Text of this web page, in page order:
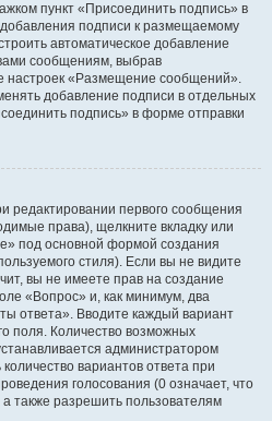
пункт «Присоединить подпись» в
подписи к размещаемому
автоматическое добавление
сообщениям, выбрав
настроек «Размещение сообщений».
добавление подписи в отдельных
подпись» в форме отправки
редактировании первого сообщения
права), щелкните вкладку или
под основной формой создания
стиля). Если вы не видите
вы не имеете прав на создание
«Вопрос» и, как минимум, два
ответа». Вводите каждый вариант
поля. Количество возможных
администратором
вариантов ответа при
голосования (0 означает, что
также разрешить пользователям